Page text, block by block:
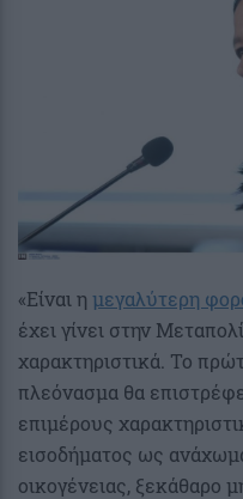
«Είναι η μεγαλύτερη
έχει γίνει στην
χαρακτηριστικά. Το
πλεόνασμα θα
επιμέρους
εισοδήματος ως
οικογένειας, ξεκάθαρο